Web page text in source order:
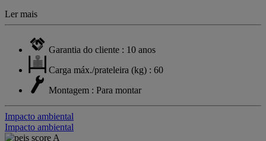
Ler mais
Garantia do cliente : 10 anos
Carga máx./prateleira (kg) : 60
Montagem : Para montar
Impacto ambiental
Impacto ambiental